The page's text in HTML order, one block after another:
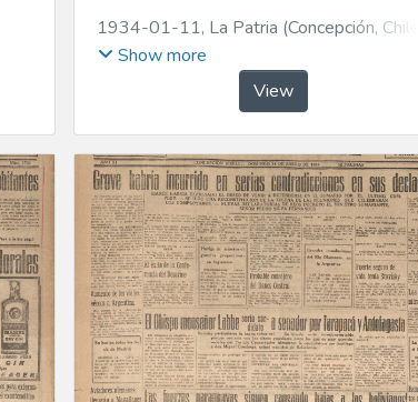
1934-01-11, La Patria (Concepción, Chile :
1923)
Show more
View